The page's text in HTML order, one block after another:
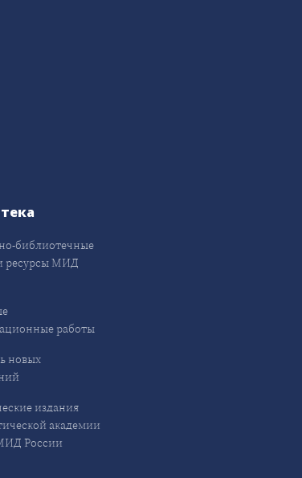
библиотечные
ресурсы МИД
работы
новых
издания
академии
России